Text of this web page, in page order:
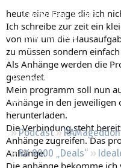
Empfohlene Inhalte
Neue Beiträge
Neueste Aktivitäten
Leserartikel
Regeln
Podcast RAMageddon
RX 9000 „Deals“
heute eine Frage die ich
Ich schreibe zur zeit ein
von mir um die
zu müssen sondern
Als Anhänge werden die
gesendet.
Mein programm soll nun
Anhänge in den jeweiligen
herunterladen.
Die Verbindung steht
Anhänge zugreifen. Das
Anhänge.
Die anhänge bekomme